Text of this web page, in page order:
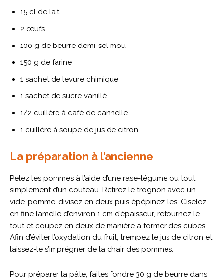
15 cl de lait
2 œufs
100 g de beurre demi-sel mou
150 g de farine
1 sachet de levure chimique
1 sachet de sucre vanillé
1/2 cuillère à café de cannelle
1 cuillère à soupe de jus de citron
La préparation à l’ancienne
Pelez les pommes à l’aide d’une rase-légume ou tout
simplement d’un couteau. Retirez le trognon avec un
vide-pomme, divisez en deux puis épépinez-les. Ciselez
en fine lamelle d’environ 1 cm d’épaisseur, retournez le
tout et coupez en deux de manière à former des cubes.
Afin d’éviter l’oxydation du fruit, trempez le jus de citron et
laissez-le s’imprégner de la chair des pommes.
Pour préparer la pâte, faites fondre 30 g de beurre dans